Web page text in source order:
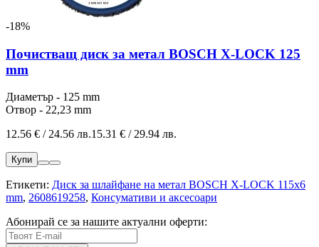
-18%
Почистващ диск за метал BOSCH X-LOCK 125
mm
Диаметър - 125 mm
Отвор - 22,23 mm
12.56 € / 24.56 лв.15.31 € / 29.94 лв.
Купи
Етикети: Диск за шлайфане на метал BOSCH X-LOCK 115x6
mm, 2608619258, Консумативи и аксесоари
Абонирай се за нашите актуални оферти: